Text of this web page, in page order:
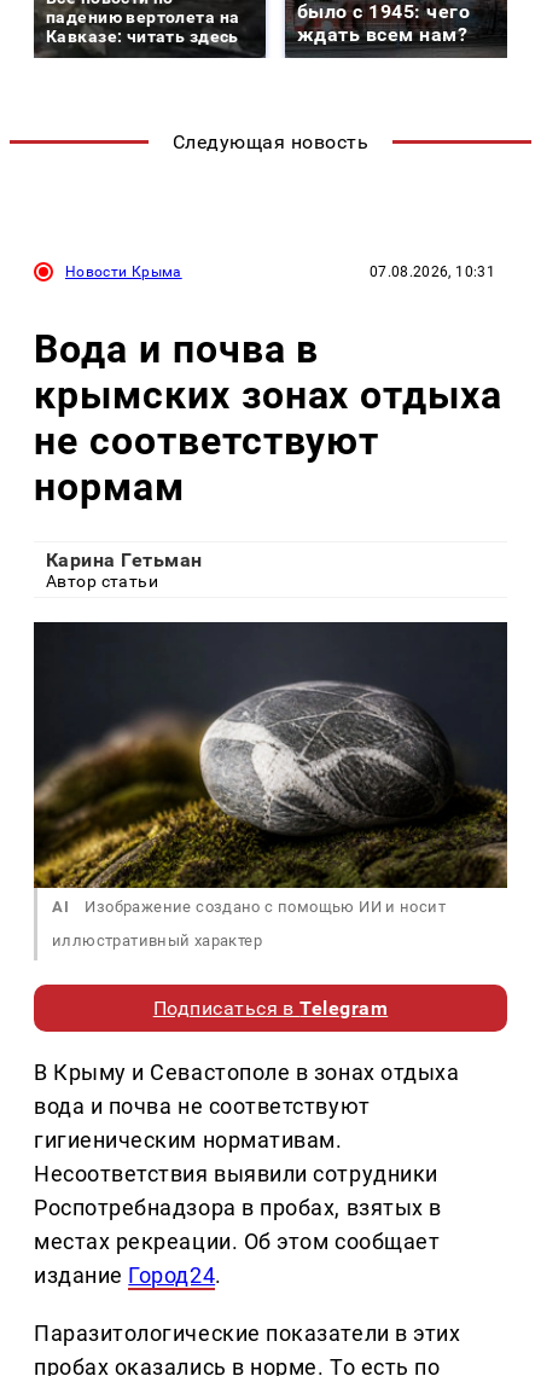
падению вертолета на
Кавказе: читать здесь
было с 1945: чего
ждать всем нам?
Следующая новость
Новости Крыма 07.08.2026, 10:31
Вода и почва в
крымских зонах отдыха
не соответствуют
нормам
Карина Гетьман
Автор статьи
AI
Изображение создано с помощью ИИ и носит
иллюстративный характер
Подписаться вTelegram
В Крыму и Севастополе в зонах отдыха
вода и почва не соответствуют
гигиеническим нормативам.
Несоответствия выявили сотрудники
Роспотребнадзора в пробах, взятых в
местах рекреации. Об этом сообщает
издание Город24.
Паразитологические показатели в этих
пробах оказались в норме. То есть по